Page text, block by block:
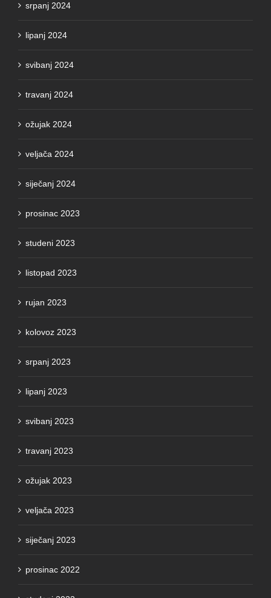
lipanj 2024
svibanj 2024
travanj 2024
ožujak 2024
veljača 2024
siječanj 2024
prosinac 2023
studeni 2023
listopad 2023
rujan 2023
kolovoz 2023
srpanj 2023
lipanj 2023
svibanj 2023
travanj 2023
ožujak 2023
veljača 2023
siječanj 2023
prosinac 2022
studeni 2022